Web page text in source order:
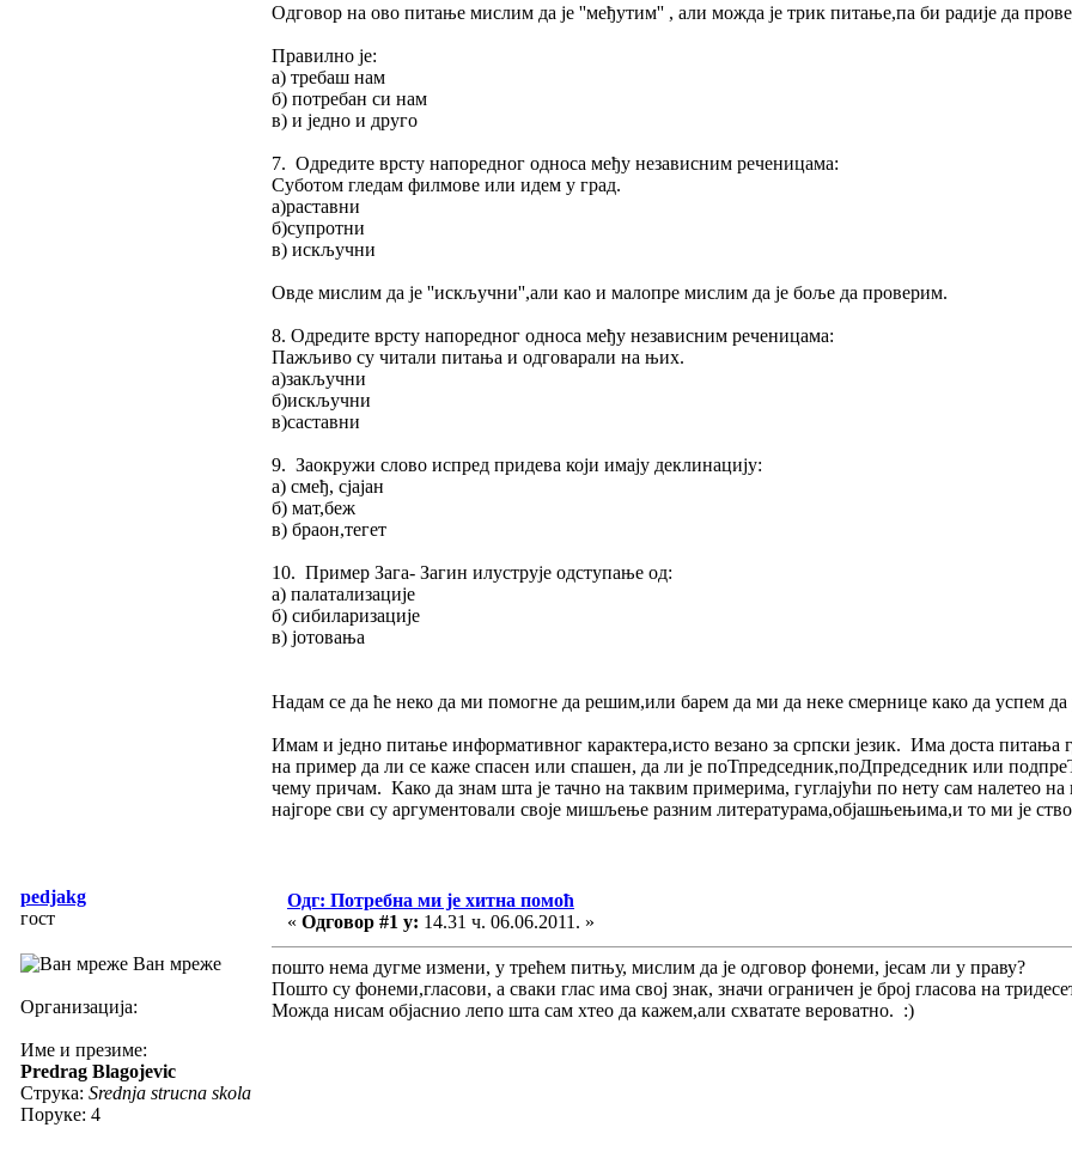
Одговор на ово питање мислим да је ''међутим'' , али можда је трик питање,па би радије да
Правилно је:
а) требаш нам
б) потребан си нам
в) и једно и друго
7. Одредите врсту напоредног односа међу независним реченицама:
Суботом гледам филмове или идем у град.
а)раставни
б)супротни
в) искључни
Овде мислим да је ''искључни'',али као и малопре мислим да је боље да проверим.
8. Одредите врсту напоредног односа међу независним реченицама:
Пажљиво су читали питања и одговарали на њих.
а)закључни
б)искључни
в)саставни
9. Заокружи слово испред придева који имају деклинацију:
а) смеђ, сјајан
б) мат,беж
в) браон,тегет
10. Пример Зага- Загин илуструје одступање од:
а) палатализације
б) сибиларизације
в) јотовања
Надам се да ће неко да ми помогне да решим,или барем да ми да неке смернице како да успем
Имам и једно питање информативног карактера,исто везано за српски језик. Има доста питања
на пример да ли се каже спасен или спашен, да ли је поТпредседник,поДпредседник или
чему причам. Како да знам шта је тачно на таквим примерима, гуглајући по нету сам налетео
најгоре сви су аргументовали своје мишљење разним литературама,објашњењима,и то ми је
pedjakg
гост
Ван мреже
Организација:
Име и презиме:
Predrag Blagojevic
Струка: Srednja strucna skola
Поруке: 4
Одг: Потребна ми је хитна помоћ
« Одговор #1 у: 14.31 ч. 06.06.2011. »
пошто нема дугме измени, у трећем питњу, мислим да је одговор фонеми, јесам ли у праву?
Пошто су фонеми,гласови, а сваки глас има свој знак, значи ограничен је број гласова на
Можда нисам објаснио лепо шта сам хтео да кажем,али схватате вероватно. :)